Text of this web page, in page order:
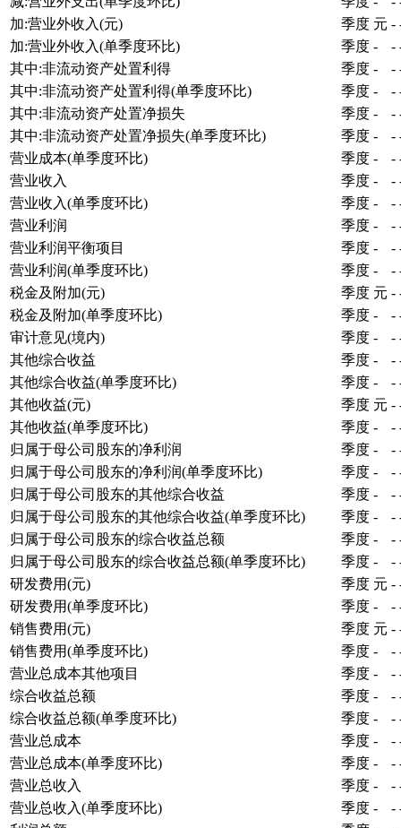
加:营业外收入(元)
季度 元 -
加:营业外收入(单季度环比)
季度 - -
其中:非流动资产处置利得
季度 - -
其中:非流动资产处置利得(单季度环比)
季度 - -
其中:非流动资产处置净损失
季度 - -
其中:非流动资产处置净损失(单季度环比)
季度 - -
营业成本(单季度环比)
季度 - -
营业收入
季度 - -
营业收入(单季度环比)
季度 - -
营业利润
季度 - -
营业利润平衡项目
季度 - -
营业利润(单季度环比)
季度 - -
税金及附加(元)
季度 元 -
税金及附加(单季度环比)
季度 - -
审计意见(境内)
季度 - -
其他综合收益
季度 - -
其他综合收益(单季度环比)
季度 - -
其他收益(元)
季度 元 -
其他收益(单季度环比)
季度 - -
归属于母公司股东的净利润
季度 - -
归属于母公司股东的净利润(单季度环比)
季度 - -
归属于母公司股东的其他综合收益
季度 - -
归属于母公司股东的其他综合收益(单季度环比)
季度 - -
归属于母公司股东的综合收益总额
季度 - -
归属于母公司股东的综合收益总额(单季度环比)
季度 - -
研发费用(元)
季度 元 -
研发费用(单季度环比)
季度 - -
销售费用(元)
季度 元 -
销售费用(单季度环比)
季度 - -
营业总成本其他项目
季度 - -
综合收益总额
季度 - -
综合收益总额(单季度环比)
季度 - -
营业总成本
季度 - -
营业总成本(单季度环比)
季度 - -
营业总收入
季度 - -
营业总收入(单季度环比)
季度 - -